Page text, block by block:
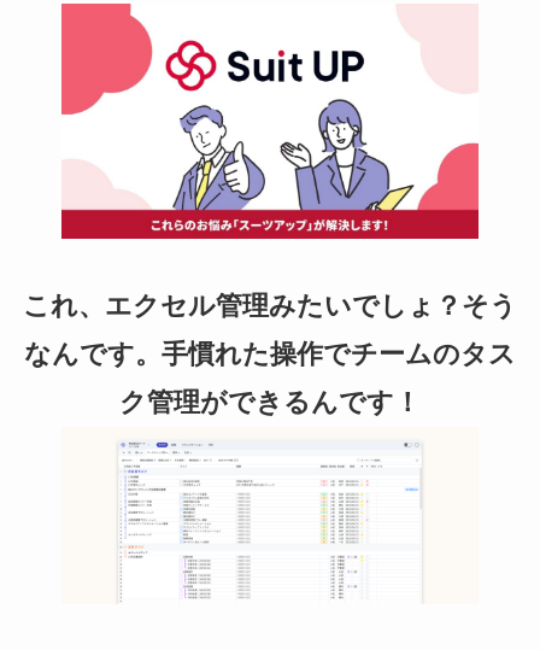
これ、エクセル管理みたいでしょ？そう
なんです。手慣れた操作でチームのタス
ク管理ができるんです！